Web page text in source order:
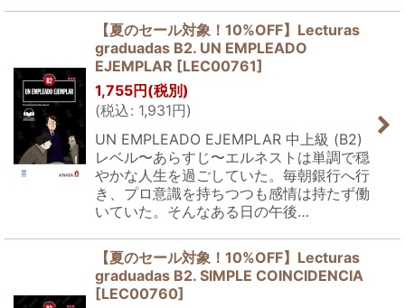
【夏のセール対象！10%OFF】Lecturas
graduadas B2. UN EMPLEADO
EJEMPLAR [LEC00761]
1,755円 (税別)
(税込: 1,931円)
UN EMPLEADO EJEMPLAR 中上級 (B2)
レベル〜あらすじ〜エルネストは単調で穏
やかな人生を過ごしていた。毎朝銀行へ行
き、プロ意識を持ちつつも感情は持たず働
いていた。そんなある日の午後…
【夏のセール対象！10%OFF】Lecturas
graduadas B2. SIMPLE COINCIDENCIA
[LEC00760]